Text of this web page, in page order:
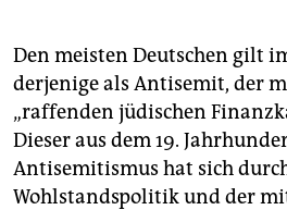
Den meisten Deutschen gilt
derjenige als Antisemit, der
„raffenden jüdischen
Dieser aus dem 19.
Antisemitismus hat sich
Wohlstandspolitik und der